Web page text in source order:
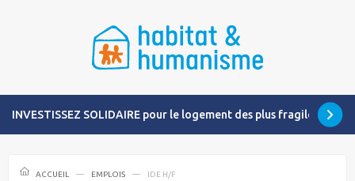
INVESTISSEZ SOLIDAIRE pour le logement des plus fragiles
ACCUEIL EMPLOIS IDE H/F